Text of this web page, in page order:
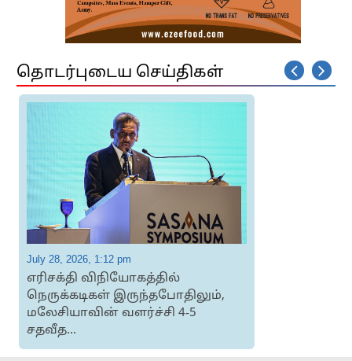
தொடர்புடைய செய்திகள்
July 28, 2026, 1:12 pm
எரிசக்தி விநியோகத்தில்
நெருக்கடிகள் இருந்தபோதிலும்,
மலேசியாவின் வளர்ச்சி 4-5
சதவீத...